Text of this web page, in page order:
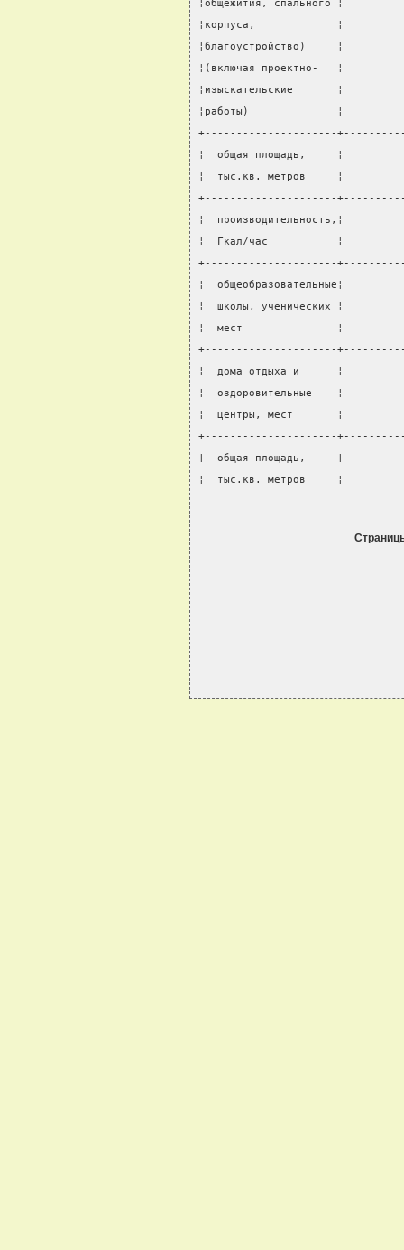
¦общежития,
¦корпуса,             ¦
¦благоустройство)
¦(включая проектно-
¦изыскательские
¦работы)              ¦
+---------------------
¦  общая площадь,     ¦
¦  тыс.кв. метров     ¦
+---------------------
¦
¦  Гкал/час           ¦
+---------------------
¦
¦  школы, ученических
¦  мест               ¦
+---------------------
¦  дома отдыха и      ¦
¦  оздоровительные
¦  центры, мест       ¦
+---------------------
¦  общая площадь,     ¦
¦  тыс.кв. метров     ¦